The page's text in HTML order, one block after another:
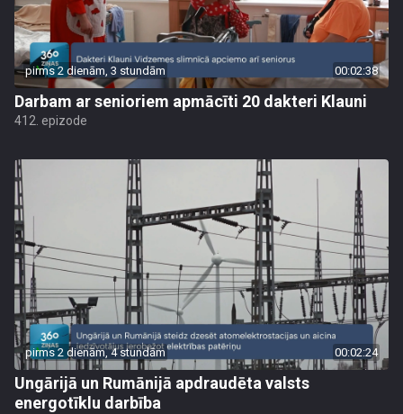
pirms 2 dienām, 3 stundām 00:02:38
Darbam ar senioriem apmācīti 20 dakteri Klauni
412. epizode
pirms 2 dienām, 4 stundām 00:02:24
Ungārijā un Rumānijā apdraudēta valsts
energotīklu darbība